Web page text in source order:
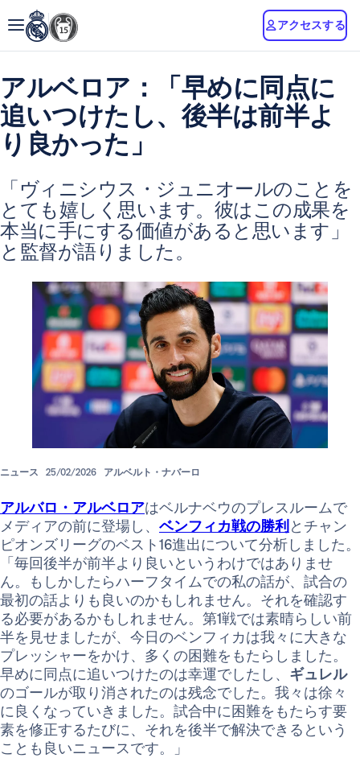
アクセスする
アルベロア：「早めに同点に
追いつけたし、後半は前半よ
り良かった」
「ヴィニシウス・ジュニオールのことを
とても嬉しく思います。彼はこの成果を
本当に手にする価値があると思います」
と監督が語りました。
ニュース 25/02/2026 アルベルト・ナバーロ
アルバロ・アルベロアはベルナベウのプレスルームで
メディアの前に登場し、 ベンフィカ戦の勝利 とチャン
ピオンズリーグのベスト16進出について分析しました。
「毎回後半が前半より良いというわけではありませ
ん。もしかしたらハーフタイムでの私の話が、試合の
最初の話よりも良いのかもしれません。それを確認す
る必要があるかもしれません。第1戦では素晴らしい前
半を見せましたが、今日のベンフィカは我々に大きな
プレッシャーをかけ、多くの困難をもたらしました。
早めに同点に追いつけたのは幸運でしたし、 ギュレル
のゴールが取り消されたのは残念でした。我々は徐々
に良くなっていきました。試合中に困難をもたらす要
素を修正するたびに、それを後半で解決できるという
ことも良いニュースです。」